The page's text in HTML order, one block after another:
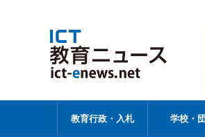
教育行政・入札 学校・